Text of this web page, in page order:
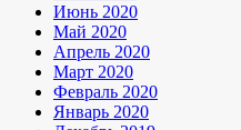
Июнь 2020
Май 2020
Апрель 2020
Март 2020
Февраль 2020
Январь 2020